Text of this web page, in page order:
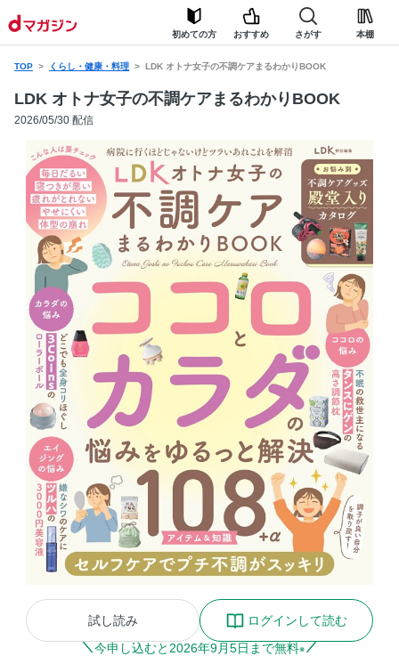
初めての方 おすすめ さがす 本棚
TOP くらし・健康・料理 LDK オトナ女子の不調ケアまるわかりBOOK
LDK オトナ女子の不調ケアまるわかりBOOK
2026/05/30 配信
試し読み
ログインして読む
今申し込むと 2026年9月5日まで無料※